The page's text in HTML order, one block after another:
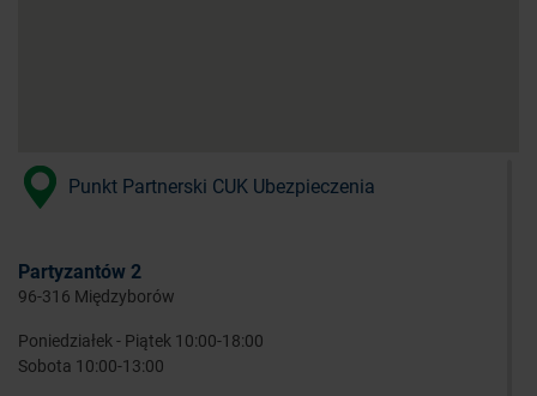
Punkt Partnerski CUK Ubezpieczenia
Partyzantów 2
96-316 Międzyborów
Poniedziałek - Piątek 10:00-18:00
Sobota 10:00-13:00